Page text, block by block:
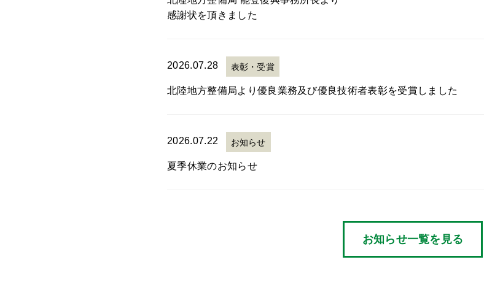
感謝状を頂きました
2026.07.28 表彰・受賞
北陸地方整備局より優良業務及び優良技術者表彰を受賞しました
2026.07.22 お知らせ
夏季休業のお知らせ
お知らせ一覧を見る